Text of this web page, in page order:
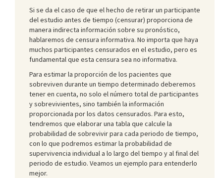
Si se da el caso de que el hecho de retirar un participante
del estudio antes de tiempo (censurar) proporciona de
manera indirecta información sobre su pronóstico,
hablaremos de censura informativa. No importa que haya
muchos participantes censurados en el estudio, pero es
fundamental que esta censura sea no informativa.
Para estimar la proporción de los pacientes que
sobreviven durante un tiempo determinado deberemos
tener en cuenta, no solo el número total de participantes
y sobrevivientes, sino también la información
proporcionada por los datos censurados. Para esto,
tendremos que elaborar una tabla que calcule la
probabilidad de sobrevivir para cada periodo de tiempo,
con lo que podremos estimar la probabilidad de
supervivencia individual a lo largo del tiempo y al final del
periodo de estudio. Veamos un ejemplo para entenderlo
mejor.